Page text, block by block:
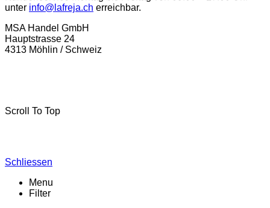
unter info@lafreja.ch erreichbar.
MSA Handel GmbH
Hauptstrasse 24
4313 Möhlin / Schweiz
Scroll To Top
Schliessen
Menu
Filter